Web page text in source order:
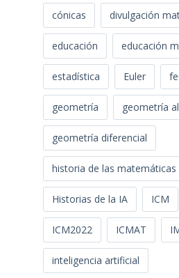
cónicas divulgación
educación educación
estadística Euler
geometría geometría
geometría diferencial
historia de las matemáticas
Historias de la IA ICM
ICM2022 ICMAT
inteligencia artificial